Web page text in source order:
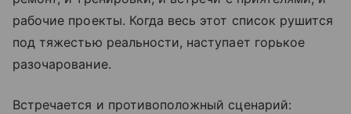
рабочие проекты. Когда весь этот список рушится
под тяжестью реальности, наступает горькое
разочарование.
Встречается и противоположный сценарий: